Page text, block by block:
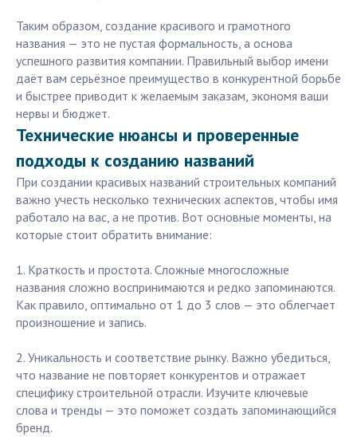
Таким образом, создание красивого и грамотного
названия — это не пустая формальность, а основа
успешного развития компании. Правильный выбор имени
даёт вам серьёзное преимущество в конкурентной борьбе
и быстрее приводит к желаемым заказам, экономя ваши
нервы и бюджет.
Технические нюансы и проверенные
подходы к созданию названий
При создании красивых названий строительных компаний
важно учесть несколько технических аспектов, чтобы имя
работало на вас, а не против. Вот основные моменты, на
которые стоит обратить внимание:
1. Краткость и простота. Сложные многосложные
названия сложно воспринимаются и редко запоминаются.
Как правило, оптимально от 1 до 3 слов — это облегчает
произношение и запись.
2. Уникальность и соответствие рынку. Важно убедиться,
что название не повторяет конкурентов и отражает
специфику строительной отрасли. Изучите ключевые
слова и тренды — это поможет создать запоминающийся
бренд.